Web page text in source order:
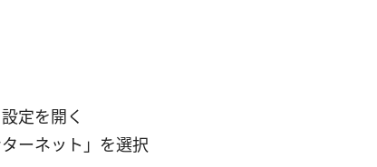
定を開く
ーネット」を選択